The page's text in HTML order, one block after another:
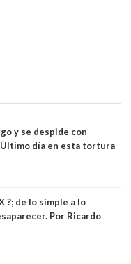
y se despide con
día en esta tortura
?; de lo simple a lo
Por Ricardo